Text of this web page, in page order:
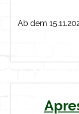
Ab dem